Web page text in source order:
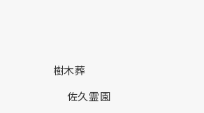
樹木葬
佐久霊園